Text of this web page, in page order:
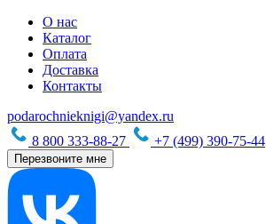
О нас
Каталог
Оплата
Доставка
Контакты
podarochnieknigi@yandex.ru
8 800 333-88-27
+7 (499) 390-75-44
Перезвоните мне